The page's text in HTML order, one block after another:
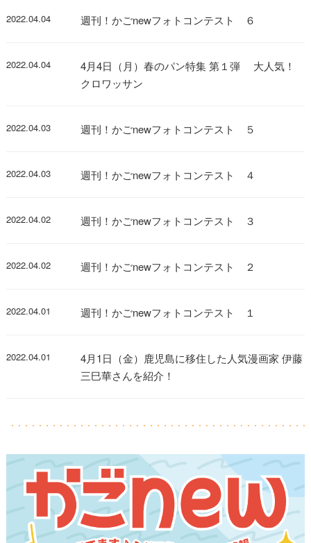
2022.04.04 週刊！かごnewフォトコンテスト ６
2022.04.04
4月4日（月）春のパン特集 第１弾 大人気！
クロワッサン
2022.04.03 週刊！かごnewフォトコンテスト ５
2022.04.03 週刊！かごnewフォトコンテスト ４
2022.04.02 週刊！かごnewフォトコンテスト ３
2022.04.02 週刊！かごnewフォトコンテスト ２
2022.04.01 週刊！かごnewフォトコンテスト １
2022.04.01
4月1日（金）鹿児島に移住した人気漫画家 伊藤
三巳華さんを紹介！